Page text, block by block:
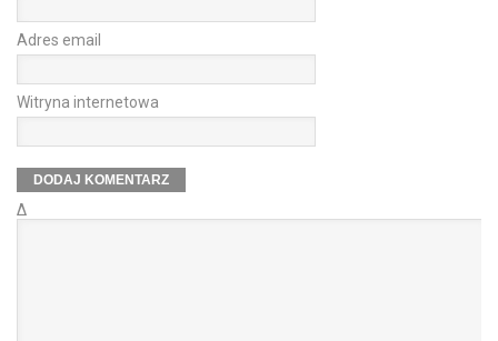
Adres email
Witryna internetowa
Δ